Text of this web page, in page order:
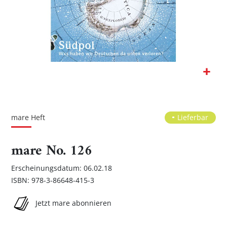
Bildgalerie
mare Heft Lieferbar
mare No. 126
Erscheinungsdatum: 06.02.18
ISBN: 978-3-86648-415-3
Jetzt mare abonnieren